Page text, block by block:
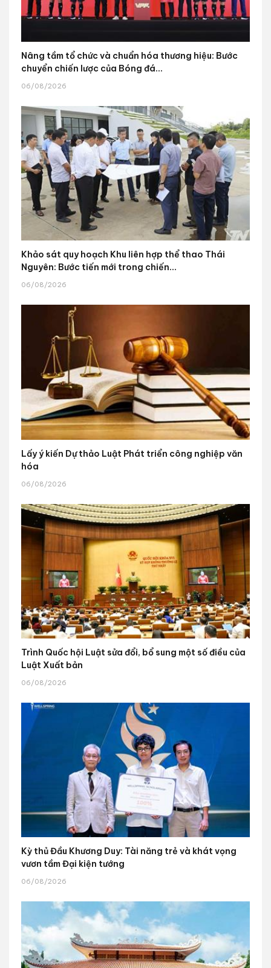
Nâng tầm tổ chức và chuẩn hóa thương hiệu: Bước
chuyển chiến lược của Bóng đá...
06/08/2026
Khảo sát quy hoạch Khu liên hợp thể thao Thái
Nguyên: Bước tiến mới trong chiến...
06/08/2026
Lấy ý kiến Dự thảo Luật Phát triển công nghiệp văn
hóa
06/08/2026
Trình Quốc hội Luật sửa đổi, bổ sung một số điều của
Luật Xuất bản
06/08/2026
Kỳ thủ Đầu Khương Duy: Tài năng trẻ và khát vọng
vươn tầm Đại kiện tướng
06/08/2026